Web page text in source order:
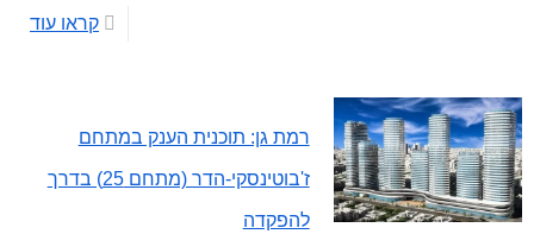
קראו עוד
רמת גן: תוכנית הענק במתחם
ז'בוטינסקי-הדר (מתחם 25) בדרך
להפקדה